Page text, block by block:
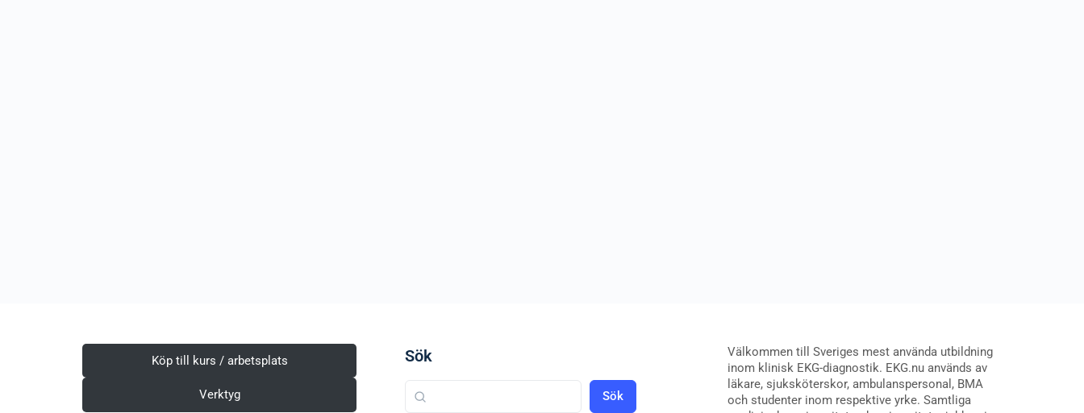
Köp till kurs / arbetsplats
Verktyg
Sök
Sök
Välkommen till Sveriges mest använda utbildning
inom klinisk EKG-diagnostik. EKG.nu används av
läkare, sjuksköterskor, ambulanspersonal, BMA
och studenter inom respektive yrke. Samtliga